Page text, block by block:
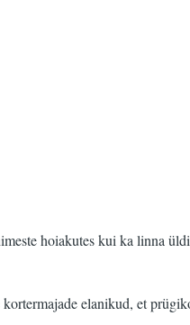
hoiakutes kui ka linna
elanikud, et